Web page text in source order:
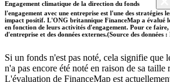
Engagement climatique de la direction du fonds
l'engagement avec une entreprise est l'une des stratégies
impact positif. L'ONG britannique FinanceMap a évalué
en fonction de leurs activités d'engagement. Pour ce faire,
d'entreprise et des données externes.(Source des données
Si un fonds n'est pas noté, cela signifie que
n'a pas encore été noté en raison de sa taille
L'évaluation de FinanceMap est